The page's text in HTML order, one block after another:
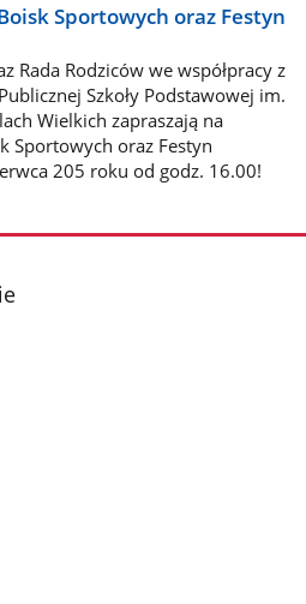
Sportowych oraz Festyn
Rada Rodziców we współpracy z
Szkoły Podstawowej im.
Wielkich zapraszają na
Sportowych oraz Festyn
205 roku od godz. 16.00!